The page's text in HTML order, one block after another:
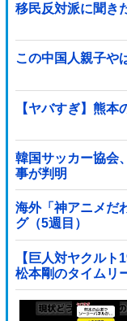
移民反対派に聞き
この中国人親子や
【ヤバすぎ】熊
韓国サッカー協会
事が判明
海外「神アニメだ
グ（5週目）
【巨人対ヤクル
松本剛のタイムリ
る！！！！！！！